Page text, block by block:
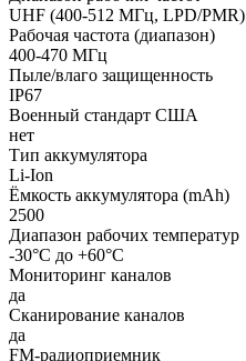
UHF (400-512 МГц, LPD/PMR)
Рабочая частота (диапазон)
400-470 МГц
Пыле/влаго защищенность
IP67
Военный стандарт США
нет
Тип аккумулятора
Li-Ion
Ёмкость аккумулятора (mAh)
2500
Диапазон рабочих температур
-30°С до +60°С
Мониторинг каналов
да
Сканирование каналов
да
FM-радиоприемник